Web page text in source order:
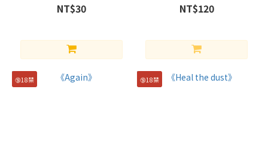
NT$30 NT$120
🔞18禁 🔞18禁